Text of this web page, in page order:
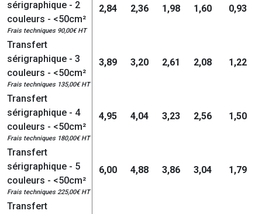
sérigraphique - 2
couleurs - <50cm²
Frais techniques 90,00€ HT
2,84 2,36 1,98 1,60 0,93
Transfert
sérigraphique - 3
couleurs - <50cm²
Frais techniques 135,00€ HT
3,89 3,20 2,61 2,08 1,22
Transfert
sérigraphique - 4
couleurs - <50cm²
Frais techniques 180,00€ HT
4,95 4,04 3,23 2,56 1,50
Transfert
sérigraphique - 5
couleurs - <50cm²
Frais techniques 225,00€ HT
6,00 4,88 3,86 3,04 1,79
Transfert